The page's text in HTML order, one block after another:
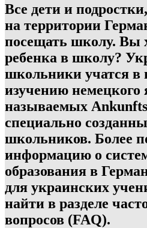
Все дети и
на территории
посещать школу. Вы
ребенка в школу?
школьники учатся в
изучению немецкого
называемых
специально
школьников. Более
информацию о
образования в
для украинских
найти в разделе
вопросов (FAQ).